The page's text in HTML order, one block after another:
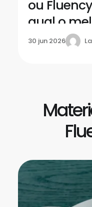
ou
qual o
curso de
30 jun 2026